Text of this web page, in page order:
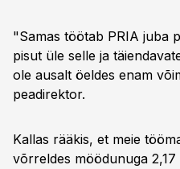
"Samas töötab PRIA juba
pisut üle selle ja
ole ausalt öeldes enam
peadirektor.
Kallas rääkis, et meie
võrreldes möödunuga